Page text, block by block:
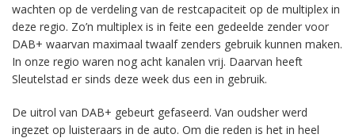
wachten op de verdeling van de restcapaciteit op de multiplex in
deze regio. Zo’n multiplex is in feite een gedeelde zender voor
DAB+ waarvan maximaal twaalf zenders gebruik kunnen maken.
In onze regio waren nog acht kanalen vrij. Daarvan heeft
Sleutelstad er sinds deze week dus een in gebruik.
De uitrol van DAB+ gebeurt gefaseerd. Van oudsher werd
ingezet op luisteraars in de auto. Om die reden is het in heel